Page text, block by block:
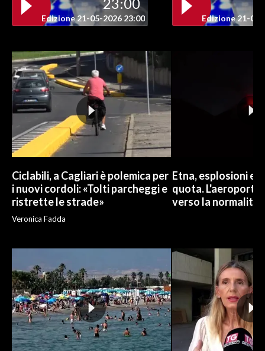
INFO AZIENDE
ANNUNCI
NECROLOGI
PUBBLICITÀ
SPIAGGE
STORE
23:00
Edizione 21-05-2026 23:00 Edizione 21-05-
Ciclabili, a Cagliari è polemica per
i nuovi cordoli: «Tolti parcheggi e
ristrette le strade»
Veronica Fadda
Etna, esplosioni e
quota. L'aeroporto
verso la normalità